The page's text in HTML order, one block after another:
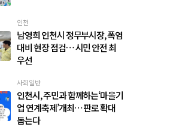
인천
남영희 인천시 정무부시장, 폭염
대비 현장 점검… 시민 안전 최
우선
사회일반
인천시, 주민과 함께하는‘마을기
업 연계축제’개최… 판로 확대
돕는다